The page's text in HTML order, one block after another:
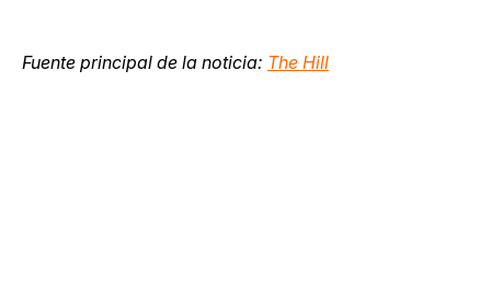
Fuente principal de la noticia: The Hill